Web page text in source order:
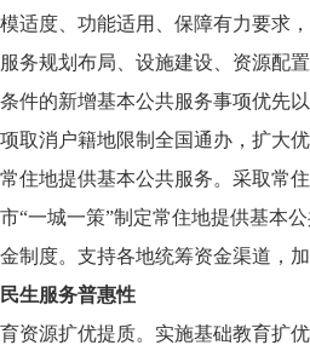
适度、功能适用、保障有力要求
务规划布局、设施建设、资源配
件的新增基本公共服务事项优先
取消户籍地限制全国通办，扩大
常住地提供基本公共服务。采取
“一城一策”制定常住地提供基本
制度。支持各地统筹资金渠道，
生服务普惠性
育资源扩优提质。实施基础教育